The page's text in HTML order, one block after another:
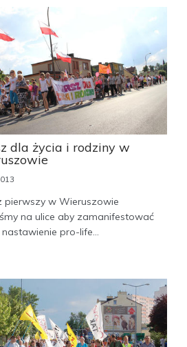
dla życia i rodziny w
pierwszy w Wieruszowie
na ulice aby zamanifestować
pro-life...